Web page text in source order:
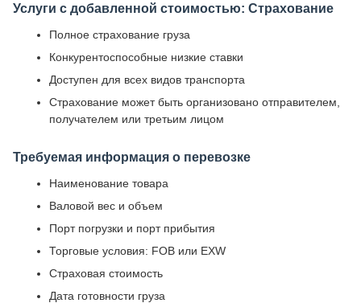
Услуги с добавленной стоимостью: Страхование
Полное страхование груза
Конкурентоспособные низкие ставки
Доступен для всех видов транспорта
Страхование может быть организовано отправителем,
получателем или третьим лицом
Требуемая информация о перевозке
Наименование товара
Валовой вес и объем
Порт погрузки и порт прибытия
Торговые условия: FOB или EXW
Страховая стоимость
Дата готовности груза